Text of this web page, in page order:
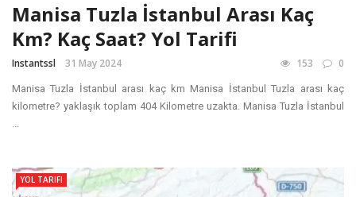
Manisa Tuzla İstanbul Arası Kaç
Km? Kaç Saat? Yol Tarifi
Instantssl 31 May 2024 153 0
Manisa Tuzla İstanbul arası kaç km Manisa İstanbul Tuzla arası kaç
kilometre? yaklaşık toplam 404 Kilometre uzakta. Manisa Tuzla İstanbul
...
YOL TARIFI